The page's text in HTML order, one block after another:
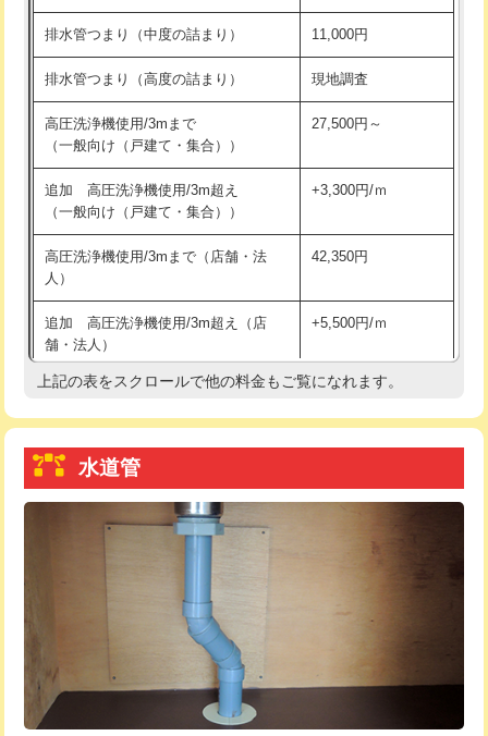
持込商品取付（浄水器・分岐水栓） 16,500円
給水管工事※（ホール加工) 16,500円
給水管工事※（バンド止め) 3,300円
給水管工事※（支持金具設置)
給水管工事※（保温材使用（バンド止
め込み）)
5,500円
給水管工事※（土の掘削・埋め戻し作
業)
11,000円
給水管工事※（塩ビ管（VP・HI）使
用/3ｍまで)
33,000円
給水管工事※（塩ビ管（VP・HI）使
+8,800円
給水管工事※（ライニング鋼管・銅
管・ポリ管・HT管使用/3ｍまで)
給水管工事※（ライニング鋼管・銅
管・ポリ管・HT管使用/3ｍ超え)
排水管工事（土の掘削・埋め戻し作
11,000円~
排水管工事（排水管工事/3ｍまで） 55,000円
排水管工事（追加 排水管工事/3ｍ超
排水管つまり（中度の詰まり） 11,000円
排水管つまり（高度の詰まり） 現地調査
高圧洗浄機使用/3mまで
（一般向け（戸建て・集合））
27,500円～
追加 高圧洗浄機使用/3m超え
（一般向け（戸建て・集合））
+3,300円/ｍ
高圧洗浄機使用/3mまで（店舗・法
人）
42,350円
追加 高圧洗浄機使用/3m超え（店
舗・法人）
+5,500円/ｍ
高度高圧洗浄換 現地調査
トーラー機使用/3mまで
追加トーラー機使用/3m超え
8,800円
止水・漏水調査・防水処理・清掃・修
理・調整・分解・加工など（軽作業）
11,000円
止水・漏水調査・防水処理・清掃・修
上記の表をスクロールで他の料金もご覧になれます。
水道管